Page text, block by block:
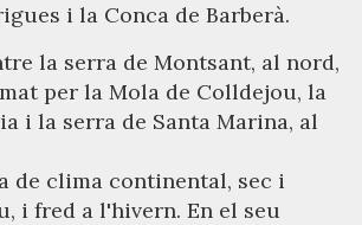
i la Conca de Barberà.
la serra de Montsant, al nord,
per la Mola de Colldejou, la
i la serra de Santa Marina, al
de clima continental, sec i
i fred a l'hivern. En el seu
Sempre activades
cookies pròpies per recopilar
finalitat de millorar els nostres serveis.
suposa l'acceptació de la instal·lació
té la possibilitat de configurar el
si així ho desitja, impedir que siguin
dur, encara que haurà de tenir en
acció podrà ocasionar dificultats de
web.